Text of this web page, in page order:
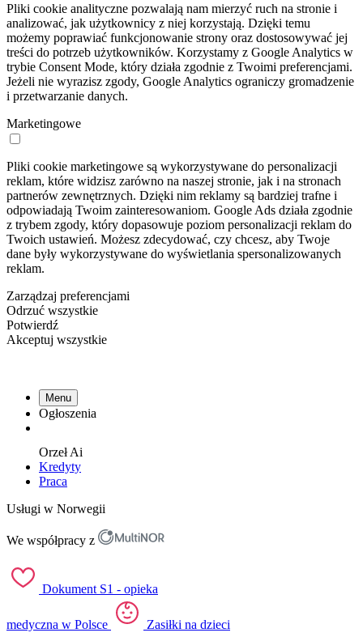
Pliki cookie analityczne pozwalają nam mierzyć ruch na stronie i
analizować, jak użytkownicy z niej korzystają. Dzięki temu
możemy poprawiać funkcjonowanie strony oraz dostosowywać jej
treści do potrzeb użytkowników. Korzystamy z Google Analytics w
trybie Consent Mode, który działa zgodnie z Twoimi preferencjami.
Jeżeli nie wyrazisz zgody, Google Analytics ograniczy gromadzenie
i przetwarzanie danych.
Marketingowe
Pliki cookie marketingowe są wykorzystywane do personalizacji
reklam, które widzisz zarówno na naszej stronie, jak i na stronach
partnerów zewnętrznych. Dzięki nim reklamy są bardziej trafne i
odpowiadają Twoim zainteresowaniom. Google Ads działa zgodnie
z trybem zgody, który dopasowuje poziom personalizacji reklam do
Twoich ustawień. Możesz zdecydować, czy chcesz, aby Twoje
dane były wykorzystywane do wyświetlania spersonalizowanych
reklam.
Zarządzaj preferencjami
Odrzuć wszystkie
Potwierdź
Akceptuj wszystkie
Menu
Ogłoszenia
OrzełAi
Kredyty
Praca
Usługi w Norwegii
We współpracy z
Dokument S1 - opieka
medyczna w Polsce Zasiłki na dzieci